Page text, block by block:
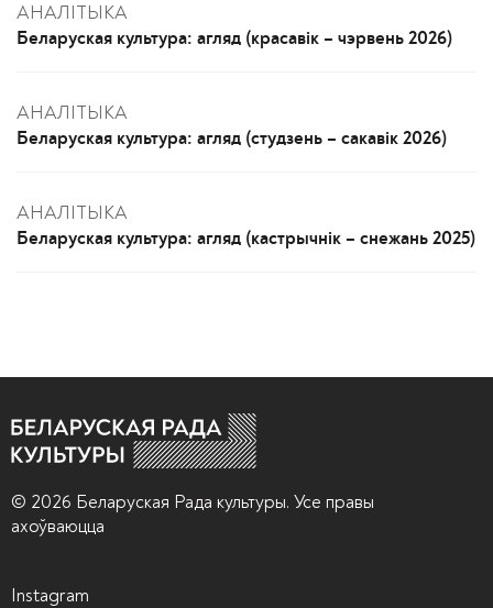
АНАЛІТЫКА
Беларуская культура: агляд (красавік – чэрвень 2026)
АНАЛІТЫКА
Беларуская культура: агляд (студзень – сакавік 2026)
АНАЛІТЫКА
Беларуская культура: агляд (кастрычнік – снежань 2025)
© 2026 Беларуская Рада культуры. Усе правы
ахоўваюцца
Instagram